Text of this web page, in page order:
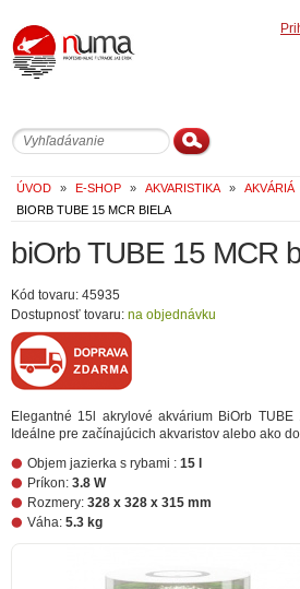
ÚVOD » E-SHOP » AKVARISTIKA » AKVÁRIÁ
BIORB TUBE 15 MCR BIELA
biOrb TUBE 15 MCR
Kód tovaru: 45935
Dostupnosť tovaru: na objednávku
Elegantné 15l akrylové akvárium BiOrb
Ideálne pre začínajúcich akvaristov alebo ako
Objem jazierka s rybami : 15 l
Príkon: 3.8 W
Rozmery: 328 x 328 x 315 mm
Váha: 5.3 kg